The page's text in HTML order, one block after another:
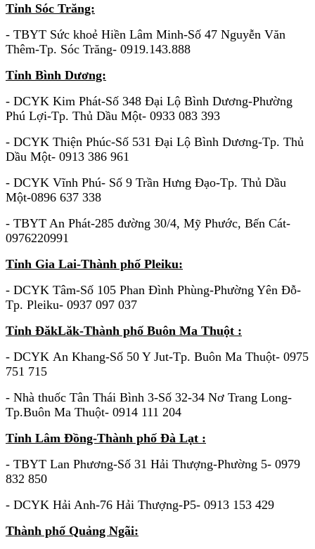
Tỉnh Sóc Trăng:
- TBYT Sức khoẻ Hiền Lâm Minh-Số 47 Nguyễn Văn
Thêm-Tp. Sóc Trăng- 0919.143.888
Tỉnh Bình Dương:
- DCYK Kim Phát-Số 348 Đại Lộ Bình Dương-Phường
Phú Lợi-Tp. Thủ Dầu Một- 0933 083 393
- DCYK Thiện Phúc-Số 531 Đại Lộ Bình Dương-Tp. Thủ
Dầu Một- 0913 386 961
- DCYK Vĩnh Phú- Số 9 Trần Hưng Đạo-Tp. Thủ Dầu
Một-0896 637 338
- TBYT An Phát-285 đường 30/4, Mỹ Phước, Bến Cát-
0976220991
Tỉnh Gia Lai-Thành phố Pleiku:
- DCYK Tâm-Số 105 Phan Đình Phùng-Phường Yên Đỗ-
Tp. Pleiku- 0937 097 037
Tỉnh ĐăkLăk-Thành phố Buôn Ma Thuột :
- DCYK An Khang-Số 50 Y Jut-Tp. Buôn Ma Thuột- 0975
751 715
- Nhà thuốc Tân Thái Bình 3-Số 32-34 Nơ Trang Long-
Tp.Buôn Ma Thuột- 0914 111 204
Tỉnh Lâm Đồng-Thành phố Đà Lạt :
- TBYT Lan Phương-Số 31 Hải Thượng-Phường 5- 0979
832 850
- DCYK Hải Anh-76 Hải Thượng-P5- 0913 153 429
Thành phố Quảng Ngãi: